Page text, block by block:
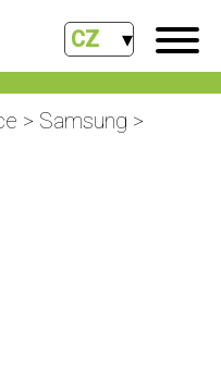
CZ
> Samsung >